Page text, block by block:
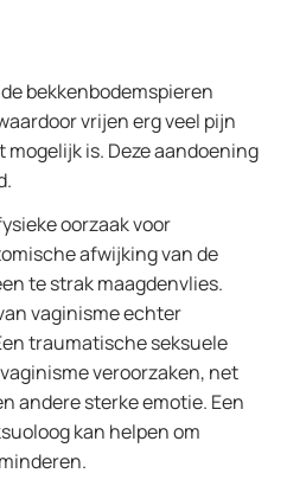
bekkenbodemspieren
vrijen erg veel pijn
is. Deze aandoening
oorzaak voor
afwijking van de
te strak maagdenvlies.
vaginisme echter
traumatische seksuele
veroorzaken, net
andere sterke emotie. Een
kan helpen om